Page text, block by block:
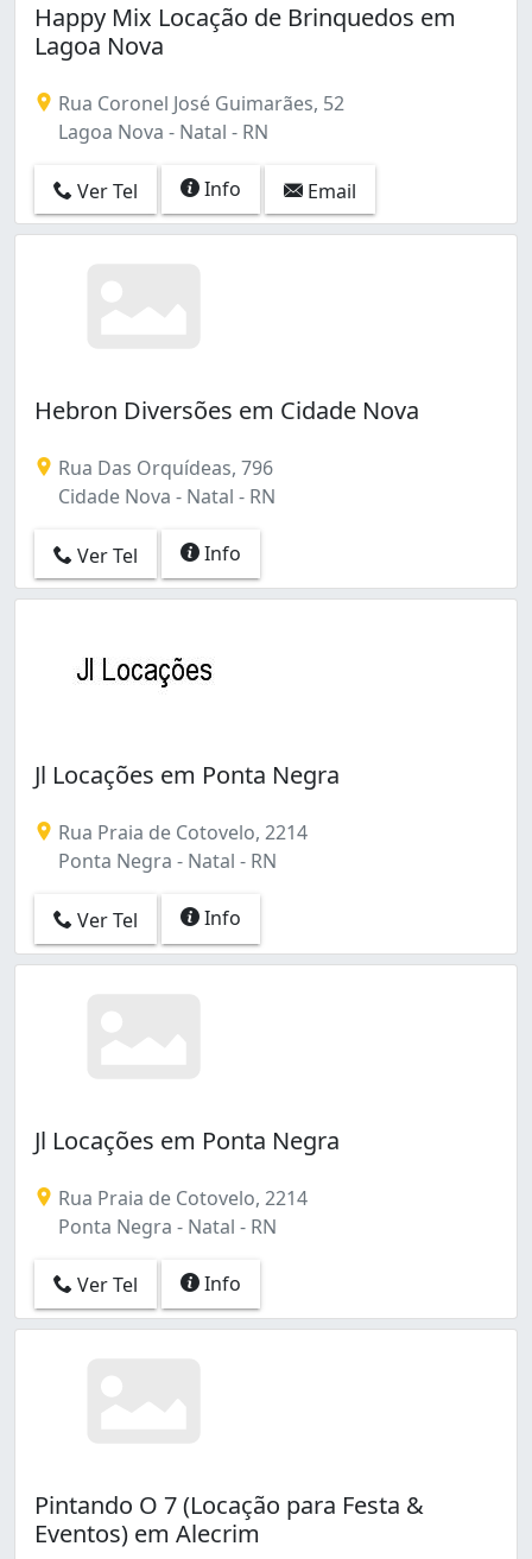
Happy Mix Locação de Brinquedos em
Lagoa Nova
Rua Coronel José Guimarães, 52
Lagoa Nova - Natal - RN
Ver Tel Info Email
Hebron Diversões em Cidade Nova
Rua Das Orquídeas, 796
Cidade Nova - Natal - RN
Ver Tel Info
Jl Locações em Ponta Negra
Rua Praia de Cotovelo, 2214
Ponta Negra - Natal - RN
Ver Tel Info
Jl Locações em Ponta Negra
Rua Praia de Cotovelo, 2214
Ponta Negra - Natal - RN
Ver Tel Info
Pintando O 7 (Locação para Festa &
Eventos) em Alecrim